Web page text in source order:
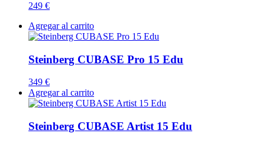
249 €
Agregar al carrito
Steinberg CUBASE Pro 15 Edu
349 €
Agregar al carrito
Steinberg CUBASE Artist 15 Edu